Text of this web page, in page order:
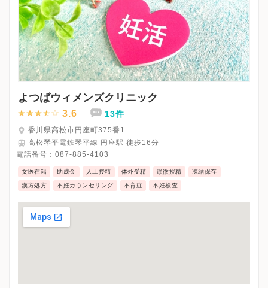
よつばウィメンズクリニック
3.6 13件
香川県高松市円座町375番1
高松琴平電鉄琴平線 円座駅 徒歩16分
電話番号： 087-885-4103
女医在籍 助成金 人工授精 体外受精 顕微授精 凍結保存
漢方処方 不妊カウンセリング 不育症 不妊検査